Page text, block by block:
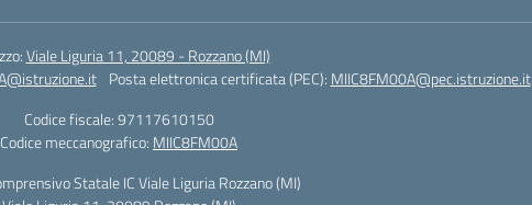
Viale Liguria 11, 20089 - Rozzano (MI)
Posta elettronica certificata (PEC): MIIC8FM00A@pec.istruzione.it
Codice fiscale: 97117610150
Codice meccanografico: MIIC8FM00A
Statale IC Viale Liguria Rozzano (MI)